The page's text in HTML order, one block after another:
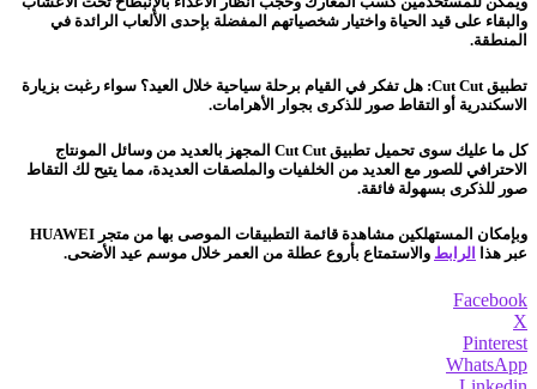
والبقاء على قيد الحياة واختيار شخصياتهم المفضلة بإحدى الألعاب الرائدة في
المنطقة.
تطبيق Cut Cut: هل تفكر في القيام برحلة سياحية خلال العيد؟ سواء رغبت بزيارة
الاسكندرية أو التقاط صور للذكرى بجوار الأهرامات.
كل ما عليك سوى تحميل تطبيق Cut Cut المجهز بالعديد من وسائل المونتاج
الاحترافي للصور مع العديد من الخلفيات والملصقات العديدة، مما يتيح لك التقاط
صور للذكرى بسهولة فائقة.
وبإمكان المستهلكين مشاهدة قائمة التطبيقات الموصى بها من متجر HUAWEI
عبر هذا
الرابط والاستمتاع بأروع عطلة من العمر خلال موسم عيد الأضحى.
Facebook
X
Pinterest
WhatsApp